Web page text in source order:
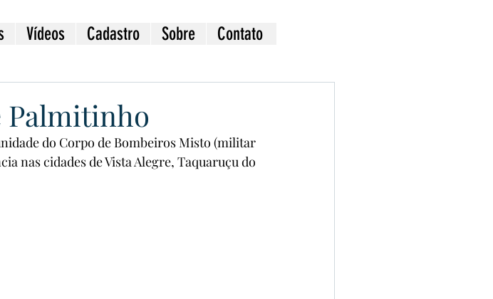
Vídeos Cadastro Sobre Contato
Palmitinho
do Corpo de Bombeiros Misto (militar
nas cidades de Vista Alegre, Taquaruçu do